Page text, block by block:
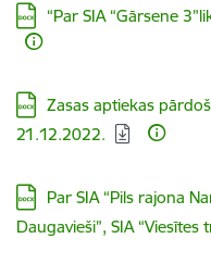
Lejupielādēt:
“Par SIA “Gārsene
Lejupielādēt:
Zasas aptiekas
21.12.2022.
Lejupielādēt:
Par SIA “Pils rajona
Daugavieši”, SIA “Viesītes